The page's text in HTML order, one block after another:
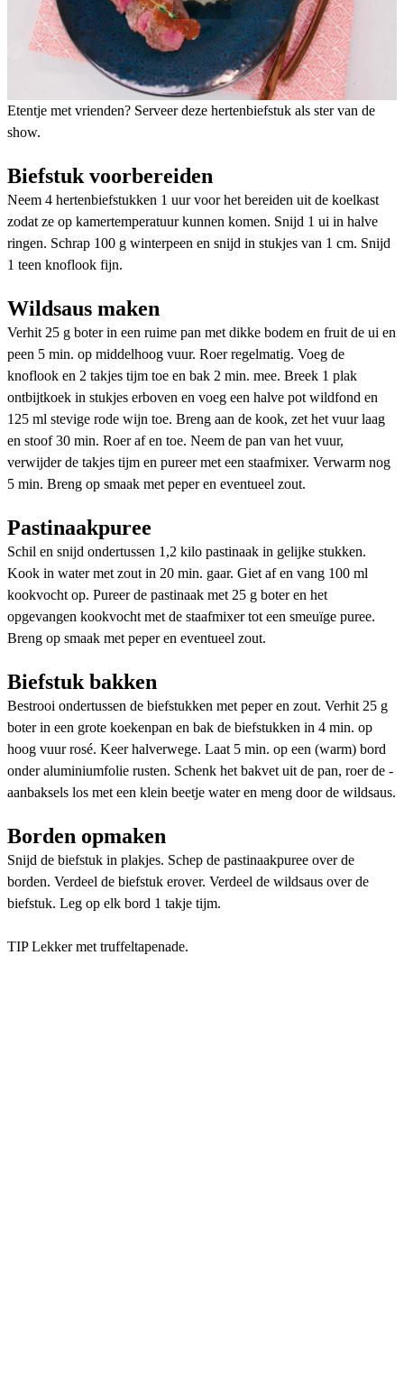
Etentje met vrienden? Serveer deze hertenbiefstuk als ster van de
show.
Biefstuk voorbereiden
Neem 4 hertenbiefstukken 1 uur voor het bereiden uit de koelkast
zodat ze op kamertemperatuur kunnen komen. Snijd 1 ui in halve
ringen. Schrap 100 g winterpeen en snijd in stukjes van 1 cm. Snijd
1 teen knoflook fijn.
Wildsaus maken
Verhit 25 g boter in een ruime pan met dikke bodem en fruit de ui en
peen 5 min. op middelhoog vuur. Roer regelmatig. Voeg de
knoflook en 2 takjes tijm toe en bak 2 min. mee. Breek 1 plak
ontbijtkoek in stukjes erboven en voeg een halve pot wildfond en
125 ml stevige rode wijn toe. Breng aan de kook, zet het vuur laag
en stoof 30 min. Roer af en toe. Neem de pan van het vuur,
verwijder de takjes tijm en pureer met een staafmixer. Verwarm nog
5 min. Breng op smaak met peper en eventueel zout.
Pastinaakpuree
Schil en snijd ondertussen 1,2 kilo pastinaak in gelijke stukken.
Kook in water met zout in 20 min. gaar. Giet af en vang 100 ml
kookvocht op. Pureer de pastinaak met 25 g boter en het
opgevangen kookvocht met de staafmixer tot een smeuïge puree.
Breng op smaak met peper en eventueel zout.
Biefstuk bakken
Bestrooi ondertussen de biefstukken met peper en zout. Verhit 25 g
boter in een grote koekenpan en bak de biefstukken in 4 min. op
hoog vuur rosé. Keer halverwege. Laat 5 min. op een (warm) bord
onder aluminiumfolie rusten. Schenk het bakvet uit de pan, roer de ­
aanbaksels los met een klein beetje water en meng door de wildsaus.
Borden opmaken
Snijd de biefstuk in plakjes. Schep de pastinaakpuree over de
borden. Verdeel de biefstuk erover. Verdeel de wildsaus over de
biefstuk. Leg op elk bord 1 takje tijm.
TIP Lekker met truffeltapenade.